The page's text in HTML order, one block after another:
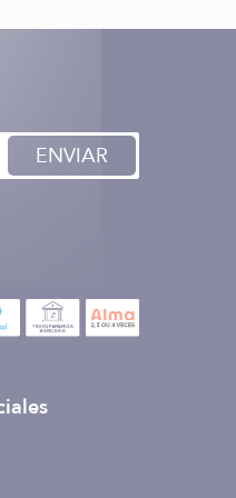
ENVIAR